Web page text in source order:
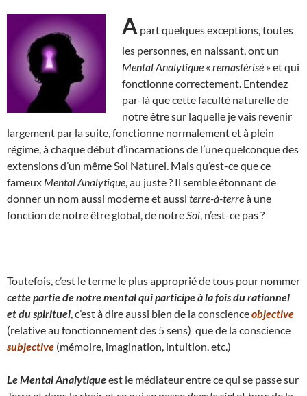
A part quelques exceptions, toutes
les personnes, en naissant, ont un
Mental Analytique « remastérisé » et qui
fonctionne correctement. Entendez
par-là que cette faculté naturelle de
notre être sur laquelle je vais revenir
largement par la suite, fonctionne normalement et à plein
régime, à chaque début d’incarnations de l’une quelconque des
extensions d’un même Soi Naturel. Mais qu’est-ce que ce
fameux Mental Analytique , au juste ? Il semble étonnant de
donner un nom aussi moderne et aussi terre-à-terreà une
fonction de notre être global, de notre Soi , n’est-ce pas ?
Toutefois, c’est le terme le plus approprié de tous pour nommer
cette partie de notre mental qui participe à la fois du rationnel
et du spirituel , c’est à dire aussi bien de la conscienceobjective
(relative au fonctionnement des 5 sens) que de la conscience
subjective (mémoire, imagination, intuition, etc.)
Le Mental Analytiqueest le médiateur entre ce qui se passe sur